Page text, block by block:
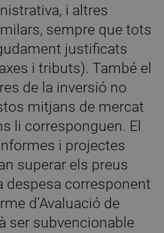
i altres
sempre que tots
justificats
i tributs). També el
de la inversió no
mitjans de mercat
li corresponguen. El
i projectes
superar els preus
despesa corresponent
d’Avaluació de
ser subvencionable